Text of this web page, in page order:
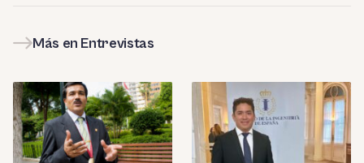
Más en Entrevistas